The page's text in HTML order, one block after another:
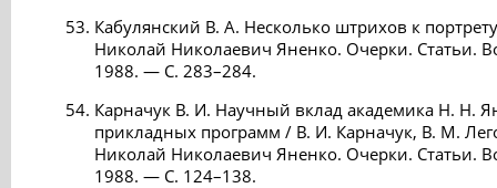
Кабулянский В. А. Несколько штрихов к
Николай Николаевич Яненко. Очерки. Статьи.
1988. — С. 283–284.
Карначук В. И. Научный вклад академика Н. Н.
прикладных программ / В. И. Карначук, В. М.
Николай Николаевич Яненко. Очерки. Статьи.
1988. — С. 124–138.